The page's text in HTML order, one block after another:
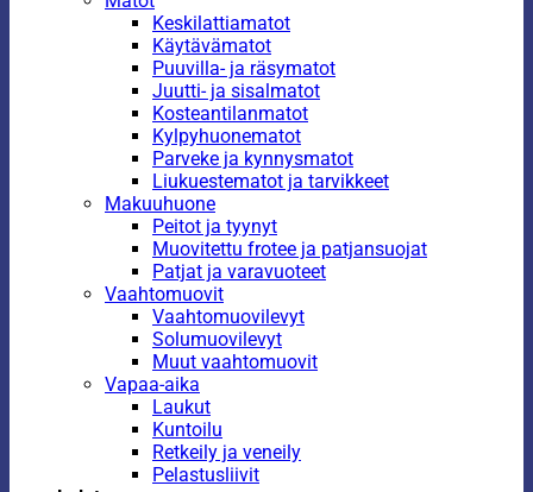
Keskilattiamatot
Käytävämatot
Puuvilla- ja räsymatot
Juutti- ja sisalmatot
Kosteantilanmatot
Kylpyhuonematot
Parveke ja kynnysmatot
Liukuestematot ja tarvikkeet
Makuuhuone
Peitot ja tyynyt
Muovitettu frotee ja patjansuojat
Patjat ja varavuoteet
Vaahtomuovit
Vaahtomuovilevyt
Solumuovilevyt
Muut vaahtomuovit
Vapaa-aika
Laukut
Kuntoilu
Retkeily ja veneily
Pelastusliivit